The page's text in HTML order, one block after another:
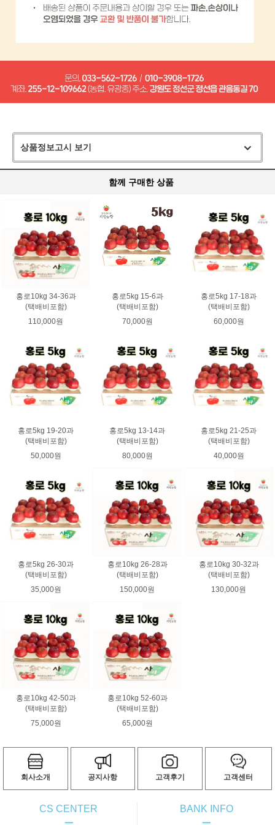
상품정보고시 보기
함께 구매한 상품
홍로10kg 34-36과
(택배비포함)
110,000원
홍로5kg 15-6과
(택배비포함)
70,000원
홍로5kg 17-18과
(택배비포함)
60,000원
홍로5kg 19-20과
(택배비포함)
50,000원
홍로5kg 13-14과
(택배비포함)
80,000원
홍로5kg 21-25과
(택배비포함)
40,000원
홍로5kg 26-30과
(택배비포함)
35,000원
홍로10kg 26-28과
(택배비포함)
150,000원
홍로10kg 30-32과
(택배비포함)
130,000원
홍로10kg 42-50과
(택배비포함)
75,000원
홍로10kg 52-60과
(택배비포함)
65,000원
회사소개 공지사항 고객후기 고객센터
CS CENTER
ㅡ
BANK INFO
ㅡ